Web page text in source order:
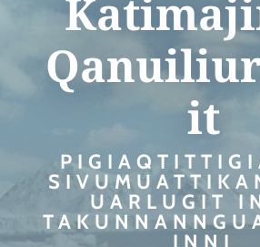
it
UARLUGIT
INNI